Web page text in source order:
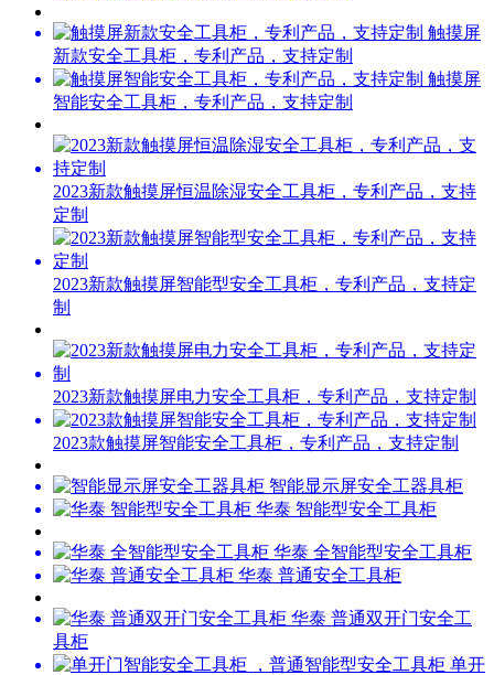
触摸屏
新款安全工具柜，专利产品，支持定制
触摸屏
智能安全工具柜，专利产品，支持定制
2023新款触摸屏恒温除湿安全工具柜，专利产品，支持
定制
2023新款触摸屏智能型安全工具柜，专利产品，支持定
制
2023新款触摸屏电力安全工具柜，专利产品，支持定制
2023款触摸屏智能安全工具柜，专利产品，支持定制
智能显示屏安全工器具柜
华泰 智能型安全工具柜
华泰 全智能型安全工具柜
华泰 普通安全工具柜
华泰 普通双开门安全工
具柜
单开